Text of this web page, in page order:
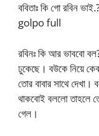
ববিতাঃ কি গো রবিন
golpo full
রবিনঃ কি আর ভাববো
ঢুকেছে। বউকে নিয়ে
তোর বাবার সাথে
থাকবোই বললো তাহলে
গেল।